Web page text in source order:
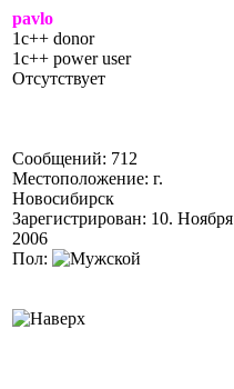
pavlo
1c++ donor
1c++ power user
Отсутствует
Сообщений: 712
Местоположение: г.
Новосибирск
Зарегистрирован: 10. Ноября
2006
Пол: